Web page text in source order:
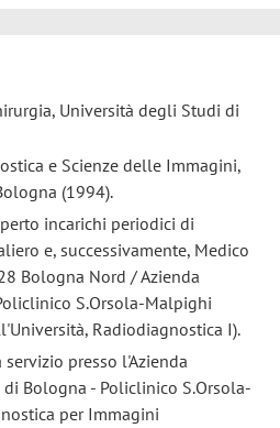
Università degli Studi di
e Scienze delle Immagini,
(1994).
incarichi periodici di
e, successivamente, Medico
Bologna Nord / Azienda
S.Orsola-Malpighi
Radiodiagnostica I).
presso l'Azienda
Bologna - Policlinico S.Orsola-
per Immagini